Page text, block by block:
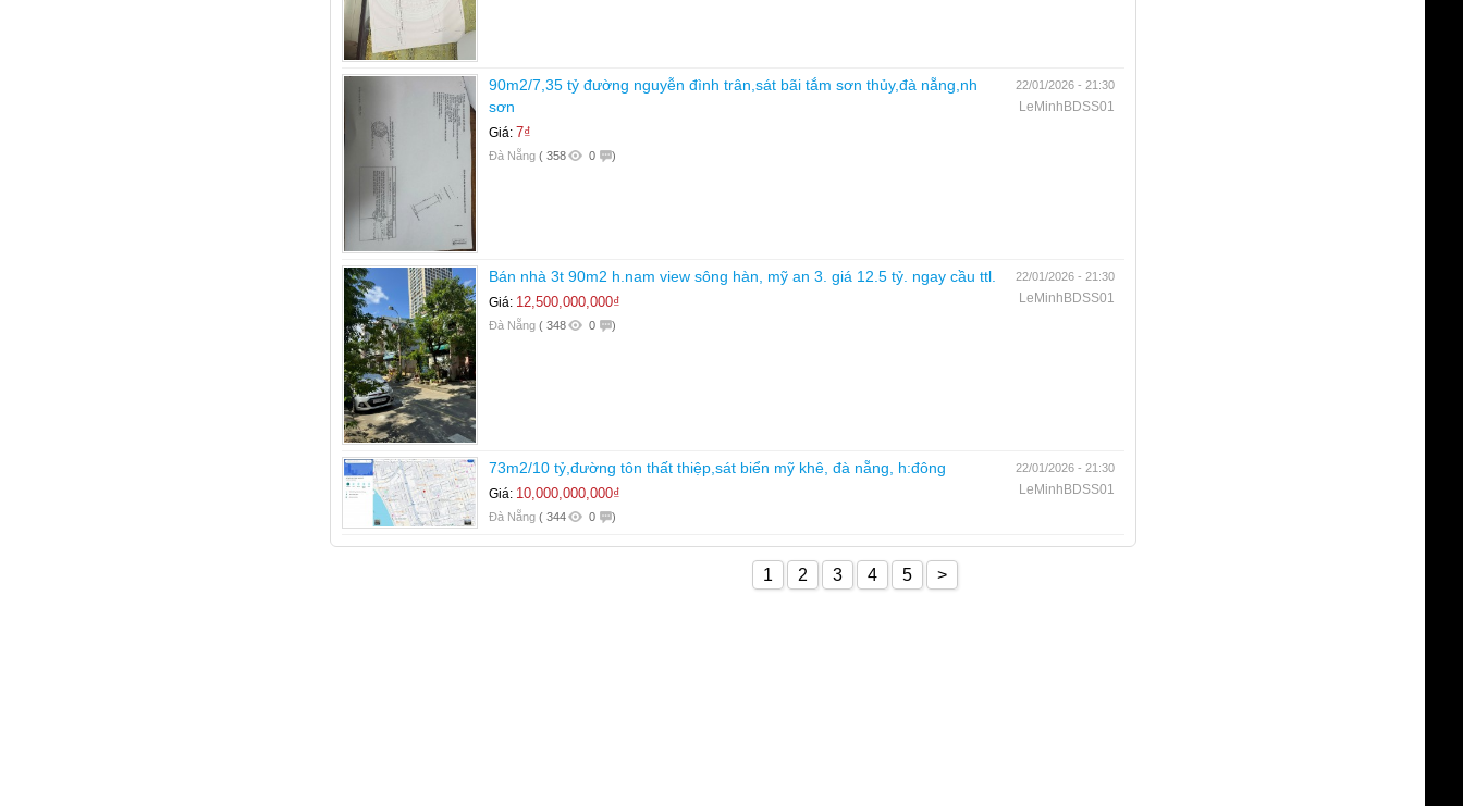
90m2/7,35 tỷ đường nguyễn đình trân,sát bãi tắm sơn thủy,đà nẵng,nh
sơn
Giá: 7₫
Đà Nẵng ( 358 0 )
22/01/2026 - 21:30
LeMinhBDSS01
Bán nhà 3t 90m2 h.nam view sông hàn, mỹ an 3. giá 12.5 tỷ. ngay cầu ttl.
Giá: 12,500,000,000₫
Đà Nẵng ( 348 0 )
22/01/2026 - 21:30
LeMinhBDSS01
73m2/10 tỷ,đường tôn thất thiệp,sát biển mỹ khê, đà nẵng, h:đông
Giá: 10,000,000,000₫
Đà Nẵng ( 344 0 )
22/01/2026 - 21:30
LeMinhBDSS01
1 2 3 4 5 >